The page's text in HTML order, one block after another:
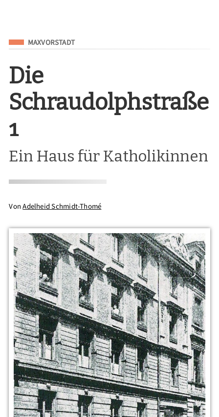
Eingeordnet unter
MAXVORSTADT
Die
Schraudolphstraße
1
Ein Haus für Katholikinnen
VonAdelheid Schmidt-Thomé